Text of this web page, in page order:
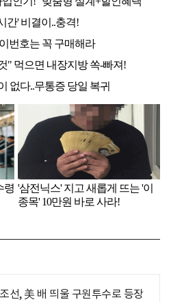
선, 美 배 띄울 구원투수로 등장